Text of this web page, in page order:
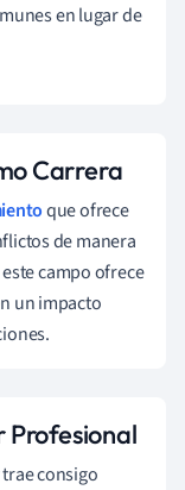
en lugar de
Carrera
que ofrece
de manera
campo ofrece
un impacto
Profesional
consigo